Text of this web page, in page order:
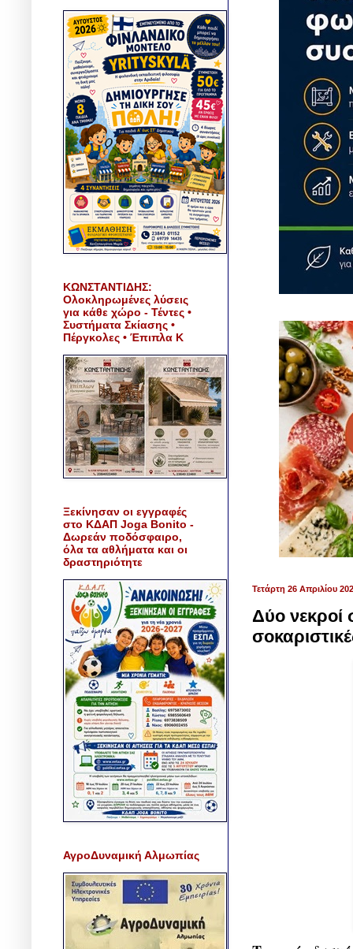
Τετάρτη 26 Απριλίου
Δύο νεκροί
ΚΩΝΣΤΑΝΤΙΔΗΣ:
Ολοκληρωμένες λύσεις
για κάθε χώρο - Τέντες •
Συστήματα Σκίασης •
Πέργκολες • Έπιπλα Κ
Ξεκίνησαν οι εγγραφές
στο ΚΔΑΠ Joga Bonito -
Δωρεάν ποδόσφαιρο,
όλα τα αθλήματα και οι
δραστηριότητε
ΑγροΔυναμική Αλμωπίας